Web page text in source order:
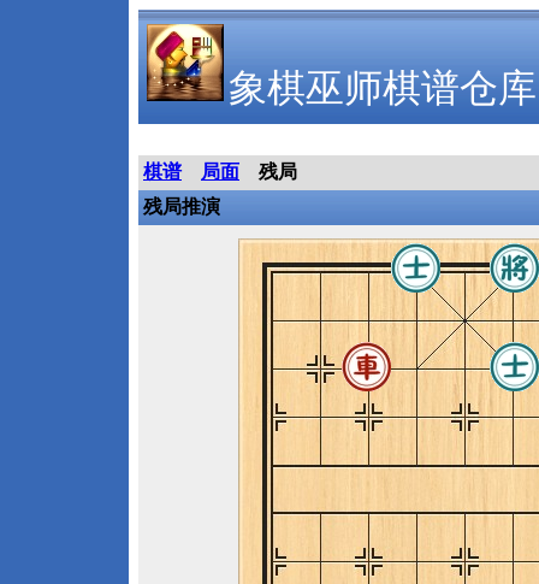
象棋巫师棋谱仓库
棋谱 局面
残局
残局推演